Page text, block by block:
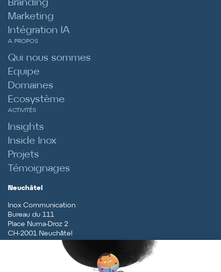
Branding
Marketing
Intégration IA
A PROPOS
Qui nous sommes
Equipe
Domaines
Ecosystème
ACTIVITÉS
Insights
Inside Inox
Projets
Témoignages
Neuchâtel
Inox Communication
Bureau du 111
Place Numa-Droz 2
CH-2001 Neuchâtel
+41 (0)32 727 70 70